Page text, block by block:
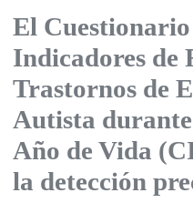
El Cuestionario
Indicadores de
Trastornos de
Autista
Año de Vida
la detección